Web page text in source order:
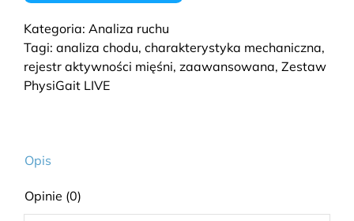
Kategoria: Analiza ruchu
Tagi: analiza chodu, charakterystyka mechaniczna,
rejestr aktywności mięśni, zaawansowana, Zestaw
PhysiGait LIVE
Opis
Opinie (0)